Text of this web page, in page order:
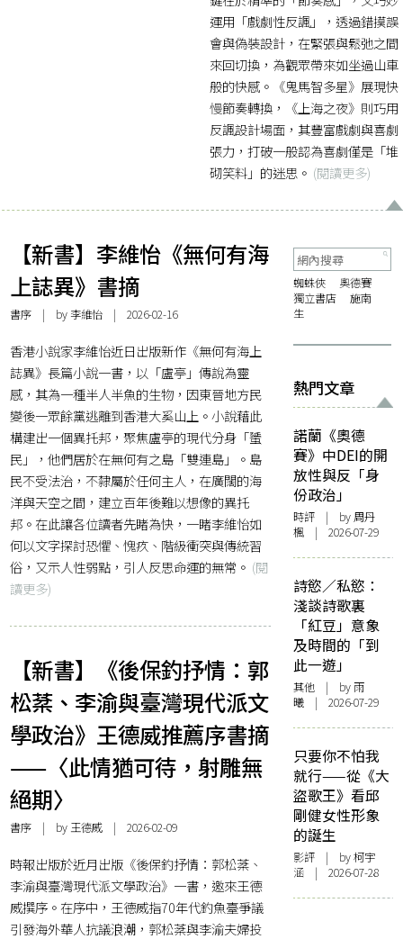
運用「戲劇性反諷」，透過錯摸誤
會與偽裝設計，在緊張與鬆弛之間
來回切換，為觀眾帶來如坐過山車
般的快感。《鬼馬智多星》展現快
慢節奏轉換，《上海之夜》則巧用
反諷設計場面，其豐富戲劇與喜劇
張力，打破一般認為喜劇僅是「堆
砌笑料」的迷思。 (閱讀更多)
【新書】李維怡《無何有海
上誌異》書摘
書序 | by 李維怡 | 2026-02-16
香港小說家李維怡近日出版新作《無何有海上
誌異》長篇小說一書，以「盧亭」傳說為靈
感，其為一種半人半魚的生物，因東晉地方民
變後一眾餘黨逃離到香港大奚山上。小說藉此
構建出一個異托邦，聚焦盧亭的現代分身「蜑
民」，他們居於在無何有之島「雙連島」。島
民不受法治，不隸屬於任何主人，在廣闊的海
洋與天空之間，建立百年後難以想像的異托
邦。在此讓各位讀者先睹為快，一睹李維怡如
何以文字探討恐懼、愧疚、階級衝突與傳統習
俗，又示人性弱點，引人反思命運的無常。 (閱
讀更多)
【新書】《後保釣抒情：郭
松棻、李渝與臺灣現代派文
學政治》王德威推薦序書摘
——〈此情猶可待，射雕無
絕期〉
書序 | by 王德威 | 2026-02-09
時報出版於近月出版《後保釣抒情：郭松棻、
李渝與臺灣現代派文學政治》一書，邀來王德
威撰序。在序中，王德威指70年代釣魚臺爭議
引發海外華人抗議浪潮，郭松棻與李渝夫婦投
蜘蛛俠
奧德賽
獨立書店
施南
生
熱門文章
諾蘭《奧德
賽》中DEI的開
放性與反「身
份政治」
時評 | by周丹
楓 | 2026-07-29
詩慾／私慾：
淺談詩歌裏
「紅豆」意象
及時間的「到
此一遊」
其他 | by 雨
曦 | 2026-07-29
只要你不怕我
就行——從《大
盜歌王》看邱
剛健女性形象
的誕生
影評 | by 柯宇
涵 | 2026-07-28